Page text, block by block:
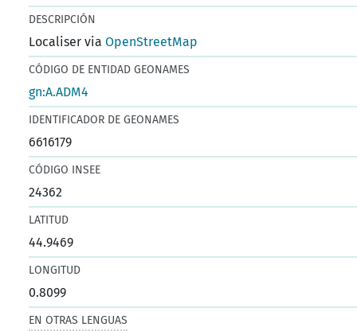
DESCRIPCIÓN
Localiser viaOpenStreetMap
CÓDIGO DE ENTIDAD GEONAMES
gn:A.ADM4
IDENTIFICADOR DE GEONAMES
6616179
CÓDIGO INSEE
24362
LATITUD
44.9469
LONGITUD
0.8099
EN OTRAS LENGUAS